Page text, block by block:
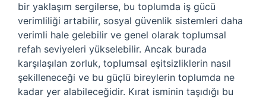
bir yaklaşım sergilerse, bu toplumda iş gücü
verimliliği artabilir, sosyal güvenlik sistemleri daha
verimli hale gelebilir ve genel olarak toplumsal
refah seviyeleri yükselebilir. Ancak burada
karşılaşılan zorluk, toplumsal eşitsizliklerin nasıl
şekilleneceği ve bu güçlü bireylerin toplumda ne
kadar yer alabileceğidir. Kırat isminin taşıdığı bu